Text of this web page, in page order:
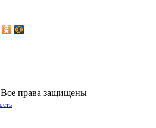
Все права защищены